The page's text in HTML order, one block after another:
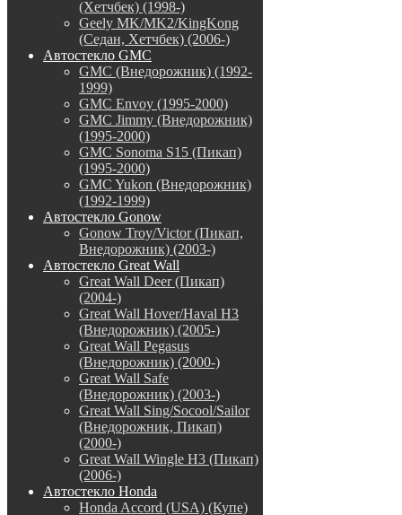
(Хетчбек) (1998-)
Geely MK/MK2/KingKong
(Седан, Хетчбек) (2006-)
Автостекло GMC
GMC (Внедорожник) (1992-
1999)
GMC Envoy (1995-2000)
GMC Jimmy (Внедорожник)
(1995-2000)
GMC Sonoma S15 (Пикап)
(1995-2000)
GMC Yukon (Внедорожник)
(1992-1999)
Автостекло Gonow
Gonow Troy/Victor (Пикап,
Внедорожник) (2003-)
Автостекло Great Wall
Great Wall Deer (Пикап)
(2004-)
Great Wall Hover/Haval H3
(Внедорожник) (2005-)
Great Wall Pegasus
(Внедорожник) (2000-)
Great Wall Safe
(Внедорожник) (2003-)
Great Wall Sing/Socool/Sailor
(Внедорожник, Пикап)
(2000-)
Great Wall Wingle H3 (Пикап)
(2006-)
Автостекло Honda
Honda Accord (USA) (Купе)